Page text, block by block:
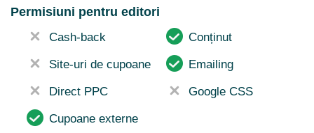
Permisiuni pentru editori
Cash-back Conținut
Site-uri de cupoane Emailing
Direct PPC Google CSS
Cupoane externe